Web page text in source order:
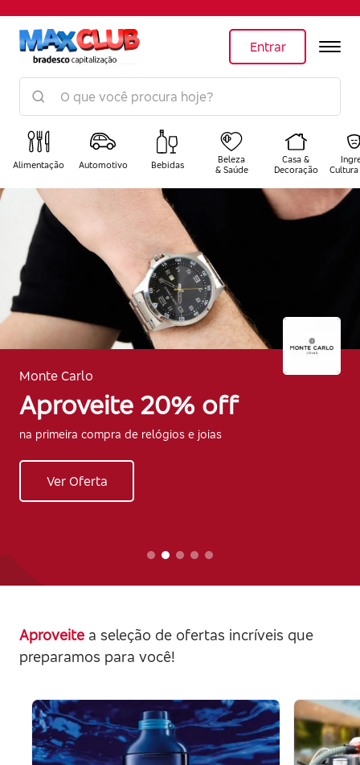
Entrar
Alimentação Automotivo Bebidas
Beleza
& Saúde
Casa &
Decoração
Monte Carlo
Aproveite 20% off
na primeira compra de relógios e joias
Ver Oferta
Aproveite a seleção de ofertas incríveis que
preparamos para você!